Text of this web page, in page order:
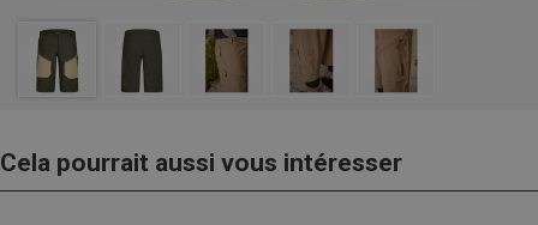
Cela pourrait aussi vous intéresser